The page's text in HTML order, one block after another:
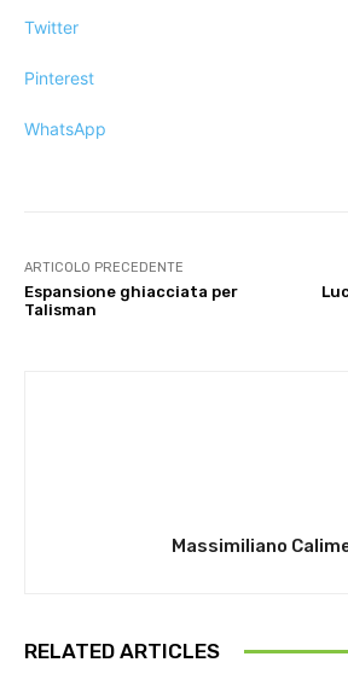
Twitter
Pinterest
WhatsApp
ARTICOLO PRECEDENTE
Espansione ghiacciata per
Talisman
Massimiliano
RELATED ARTICLES